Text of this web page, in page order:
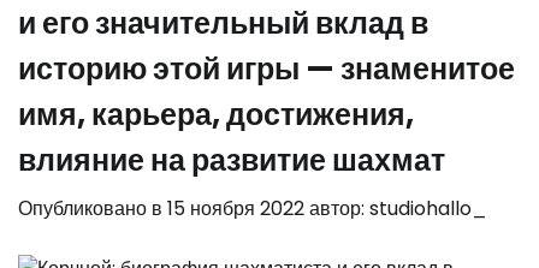
и его значительный вклад в
историю этой игры — знаменитое
имя, карьера, достижения,
влияние на развитие шахмат
Опубликовано в 15 ноября 2022автор: studiohallo_